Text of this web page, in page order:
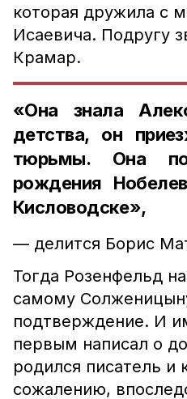
которая дружила с
Исаевича. Подругу
Крамар.
«Она знала
детства, он
тюрьмы. Она
рождения
Кисловодске»,
— делится Борис
Тогда Розенфельд
самому
подтверждение. И
первым написал о
родился писатель и
сожалению,